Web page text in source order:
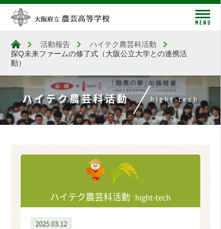
大阪府立農芸高等学校
活動報告
ハイテク農芸科活動
探Q未来ファームの修了式（大阪公立大学との連携活
動）
ハイテク農芸科活動 hight-tech
ハイテク農芸科活動 hight-tech
2025.03.12